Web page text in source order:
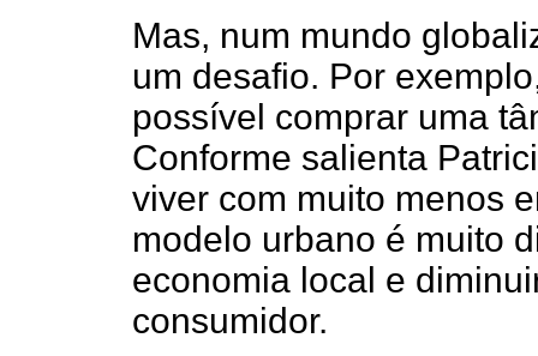
Mas, num mundo
um desafio. Por
possível comprar uma
Conforme salienta
viver com muito menos
modelo urbano é muito
economia local e
consumidor.